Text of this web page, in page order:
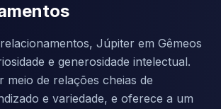
Júpiter em Gêmeos
e generosidade intelectual.
meio de relações cheias de
e variedade, e oferece a um